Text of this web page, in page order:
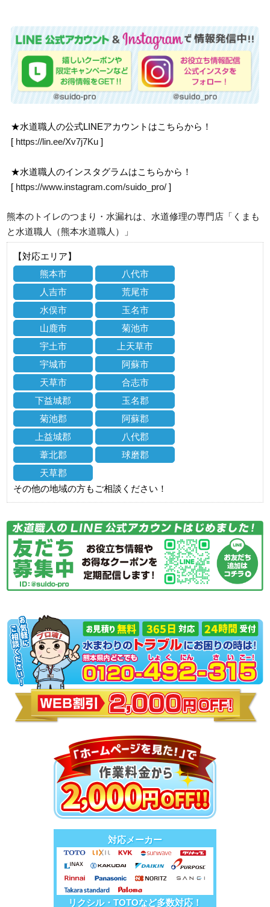
★水道職人の公式LINEアカウントはこちらから！
[ https://lin.ee/Xv7j7Ku ]
★水道職人のインスタグラムはこちらから！
[ https://www.instagram.com/suido_pro/ ]
熊本のトイレのつまり・水漏れは、水道修理の専門店「くまも
と水道職人（熊本水道職人）」
【対応エリア】
熊本市
八代市
人吉市
荒尾市
水俣市
玉名市
山鹿市
菊池市
宇土市
上天草市
宇城市
阿蘇市
天草市
合志市
下益城郡
玉名郡
菊池郡
阿蘇郡
上益城郡
八代郡
葦北郡
球磨郡
天草郡
その他の地域の方もご相談ください！
対応メーカー
リクシル・TOTOなど多数対応！